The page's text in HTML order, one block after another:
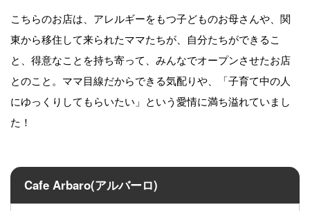
こちらのお店は、アレルギーをもつ子どものお母さんや、関
東から移住して来られたママたちが、自分たちができるこ
と、得意なことを持ち寄って、みんなでオープンさせたお店
とのこと。ママ目線だからできる気配りや、「子育て中の人
にゆっくりしてもらいたい」という愛情に満ち溢れていまし
た！
Cafe Arbaro(アルバーロ)